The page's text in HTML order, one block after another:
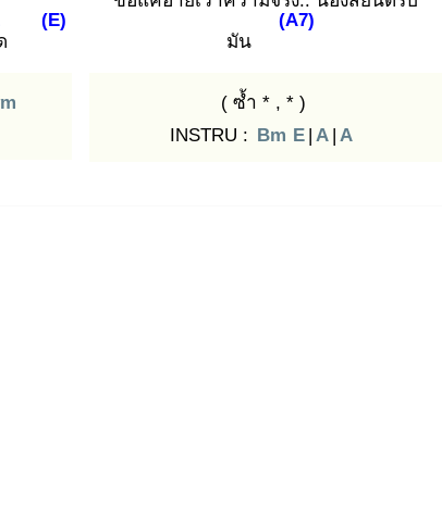
(E)
มัน
(A7)
( ซ้ำ * , * )
INSTRU : Bm E | A | A